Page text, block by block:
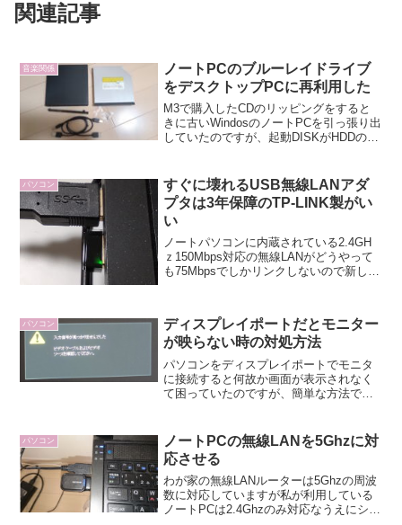
関連記事
音楽関係
ノートPCのブルーレイドライブ
をデスクトップPCに再利用した
M3で購入したCDのリッピングをすると
きに古いWindosのノートPCを引っ張り出
していたのですが、起動DISKがHDDのた
しているPCに光学ドライブだけ移植しま
した...
パソコン
すぐに壊れるUSB無線LANアダ
プタは3年保障のTP-LINK製がい
い
ノートパソコンに内蔵されている2.4GH
ｚ150Mbps対応の無線LANがどうやって
も75Mbpsでしかリンクしないので新しく
た以前はこのWDC-867SU3...
パソコン
ディスプレイポートだとモニター
が映らない時の対処方法
パソコンをディスプレイポートでモニタ
に接続すると何故か画面が表示されなく
て困っていたのですが、簡単な方法で解
ても解決しませんし、複数の解決方法や
可能性を列挙している情報...
パソコン
ノートPCの無線LANを5Ghzに対
応させる
わが家の無線LANルーターは5Ghzの周波
数に対応していますが私が利用している
ノートPCは2.4Ghzのみ対応なうえにシン